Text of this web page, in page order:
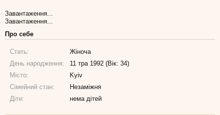
Завантаження...
Завантаження...
Про себе
Стать:
Жіноча
День народження:
11 тра 1992 (Вік: 34)
Місто:
Kyiv
Сімейний стан:
Незаміжня
Діти:
нема дітей